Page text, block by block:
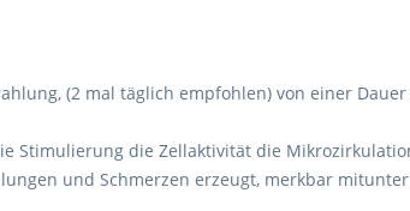
(2 mal täglich empfohlen) von einer
Stimulierung die Zellaktivität die
und Schmerzen erzeugt, merkbar